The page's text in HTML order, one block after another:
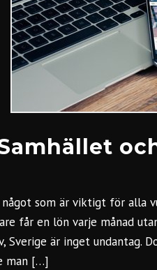
som är viktigt för alla
får en lön varje månad
Sverige är inget undantag.
man […]